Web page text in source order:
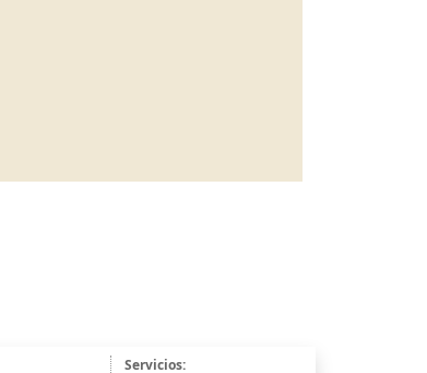
Servicios: